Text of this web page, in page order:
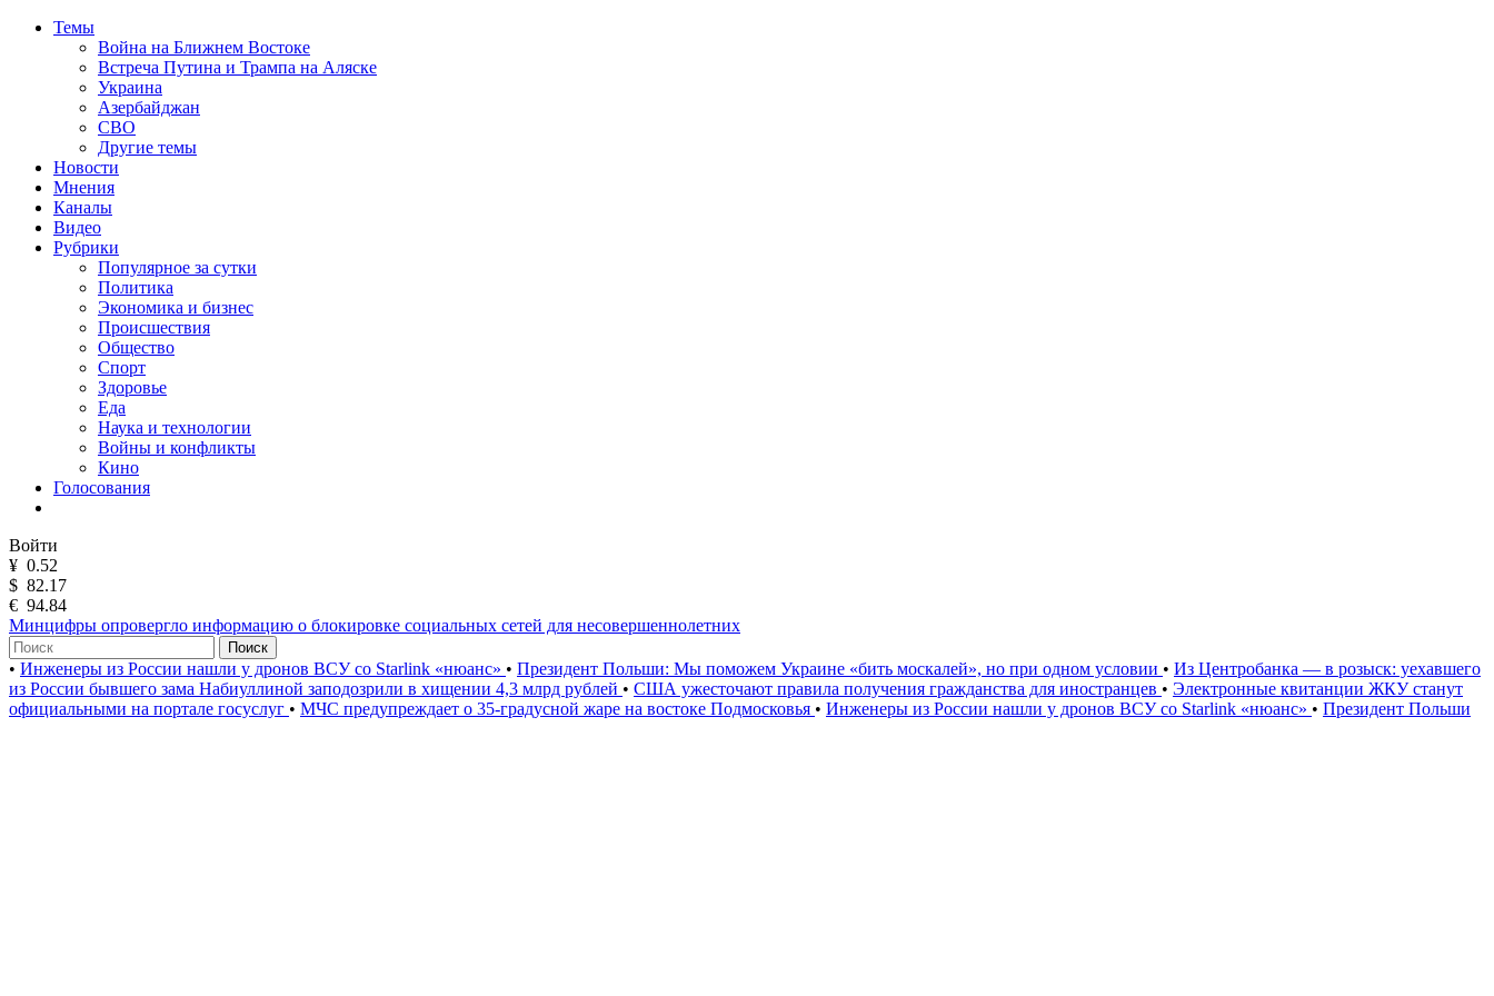
Темы
Война на Ближнем Востоке
Встреча Путина и Трампа на Аляске
Украина
Азербайджан
СВО
Другие темы
Новости
Мнения
Каналы
Видео
Рубрики
Популярное за сутки
Политика
Экономика и бизнес
Происшествия
Общество
Спорт
Здоровье
Еда
Наука и технологии
Войны и конфликты
Кино
Голосования
Войти
¥ 0.52
$ 82.17
€ 94.84
Минцифры опровергло информацию о блокировке социальных сетей для несовершеннолетних
Поиск
• Инженеры из России нашли у дронов ВСУ со Starlink «нюанс» • Президент Польши: Мы поможем Украине «бить москалей», но при одном условии • Из Центробанка — в розыск: уехавшего
из России бывшего зама Набиуллиной заподозрили в хищении 4,3 млрд рублей • США ужесточают правила получения гражданства для иностранцев • Электронные квитанции ЖКУ станут
официальными на портале госуслуг • МЧС предупреждает о 35-градусной жаре на востоке Подмосковья • Инженеры из России нашли у дронов ВСУ со Starlink «нюанс» • Президент Польши